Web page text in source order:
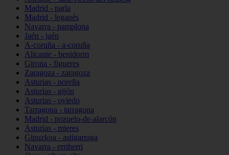
Madrid - parla
Madrid - leganés
Navarra - pamplona
Jaén - jaén
A-coruña - a-coruña
Alicante - benidorm
Girona - figueres
Zaragoza - zaragoza
Asturias - noreña
Asturias - gijón
Asturias - oviedo
Tarragona - tarragona
Madrid - pozuelo-de-alarcón
Asturias - mieres
Gipuzkoa - astigarraga
Navarra - erriberri